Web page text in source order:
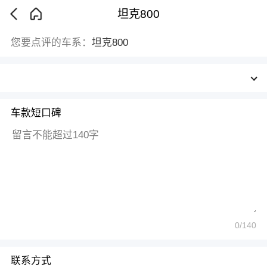
坦克800
您要点评的车系： 坦克800
车款短口碑
0/140
联系方式